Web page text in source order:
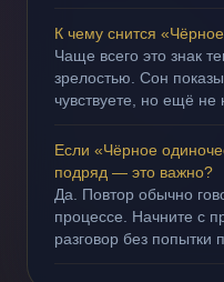
К чему снится
Чаще всего это знак
зрелостью. Сон
чувствуете, но ещё не
Если «Чёрное
подряд — это важно?
Да. Повтор обычно
процессе. Начните с
разговор без попытки